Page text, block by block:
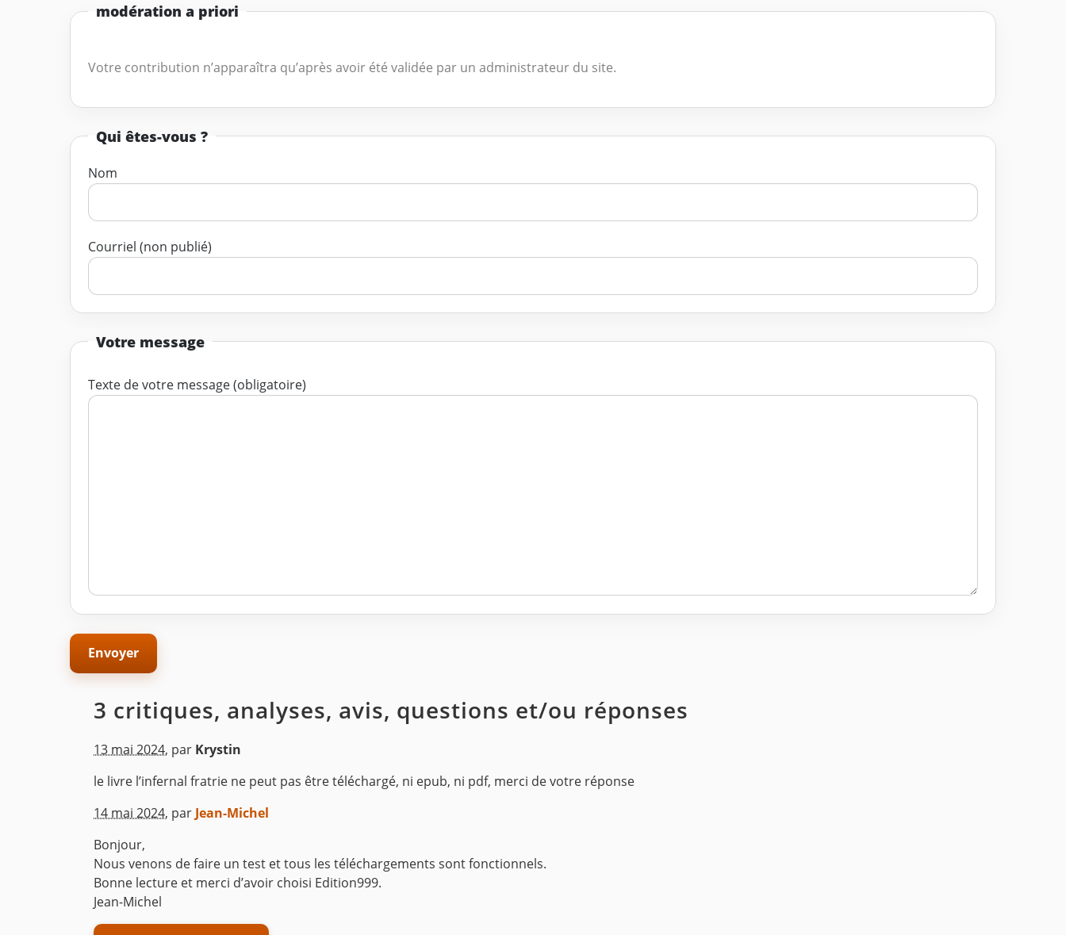
modération a priori
Votre contribution n’apparaîtra qu’après avoir été validée par un administrateur du site.
Qui êtes-vous ?
Nom
Courriel (non publié)
Votre message
Texte de votre message (obligatoire)
3 critiques, analyses, avis, questions et/ou réponses
13 mai 2024, par Krystin
le livre l’infernal fratrie ne peut pas être téléchargé, ni epub, ni pdf, merci de votre réponse
^
14 mai 2024, par Jean-Michel
Bonjour,
Nous venons de faire un test et tous les téléchargements sont fonctionnels.
Bonne lecture et merci d’avoir choisi Edition999.
Jean-Michel